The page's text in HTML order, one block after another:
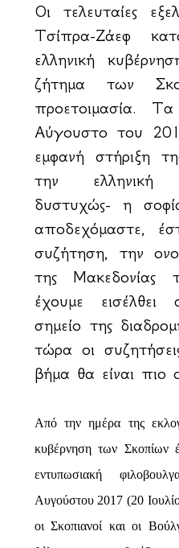
Οι τελευταίες
Τσίπρα-Ζάεφ
ελληνική
ζήτημα των
προετοιμασία.
Αύγουστο του
εμφανή στήριξη
την ελληνική
δυστυχώς- η
αποδεχόμαστε,
συζήτηση, την
της Μακεδονίας
έχουμε
σημείο της
τώρα οι
βήμα θα είναι πιο
Από την ημέρα της
κυβέρνηση των Σκοπίων
εντυπωσιακή
Αυγούστου 2017 (20
οι Σκοπιανοί και οι